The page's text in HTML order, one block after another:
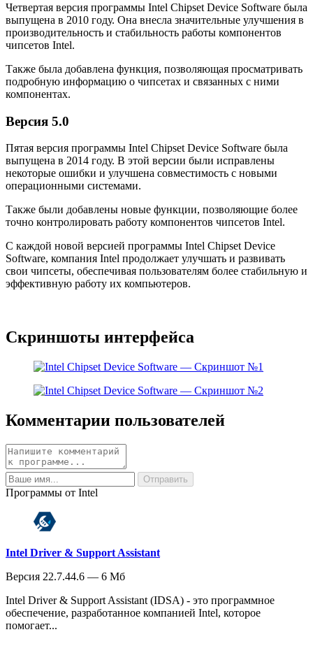
Четвертая версия программы Intel Chipset Device Software была
выпущена в 2010 году. Она внесла значительные улучшения в
производительность и стабильность работы компонентов
чипсетов Intel.
Также была добавлена функция, позволяющая просматривать
подробную информацию о чипсетах и связанных с ними
компонентах.
Версия 5.0
Пятая версия программы Intel Chipset Device Software была
выпущена в 2014 году. В этой версии были исправлены
некоторые ошибки и улучшена совместимость с новыми
операционными системами.
Также были добавлены новые функции, позволяющие более
точно контролировать работу компонентов чипсетов Intel.
С каждой новой версией программы Intel Chipset Device
Software, компания Intel продолжает улучшать и развивать
свои чипсеты, обеспечивая пользователям более стабильную и
эффективную работу их компьютеров.
Скриншоты интерфейса
Комментарии пользователей
Программы от Intel
Intel Driver & Support Assistant
Версия 22.7.44.6 — 6 Мб
Intel Driver & Support Assistant (IDSA) - это программное
обеспечение, разработанное компанией Intel, которое
помогает...